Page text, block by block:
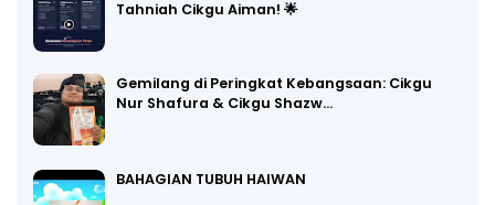
Tahniah Cikgu Aiman! 🌟
Gemilang di Peringkat Kebangsaan: Cikgu
Nur Shafura & Cikgu Shazw…
BAHAGIAN TUBUH HAIWAN